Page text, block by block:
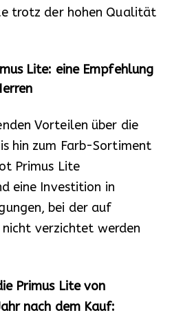
trotz der hohen Qualität
Lite: eine Empfehlung
Vorteilen über die
hin zum Farb-Sortiment
Primus Lite
eine Investition in
bei der auf
verzichtet werden
Primus Lite von
nach dem Kauf: